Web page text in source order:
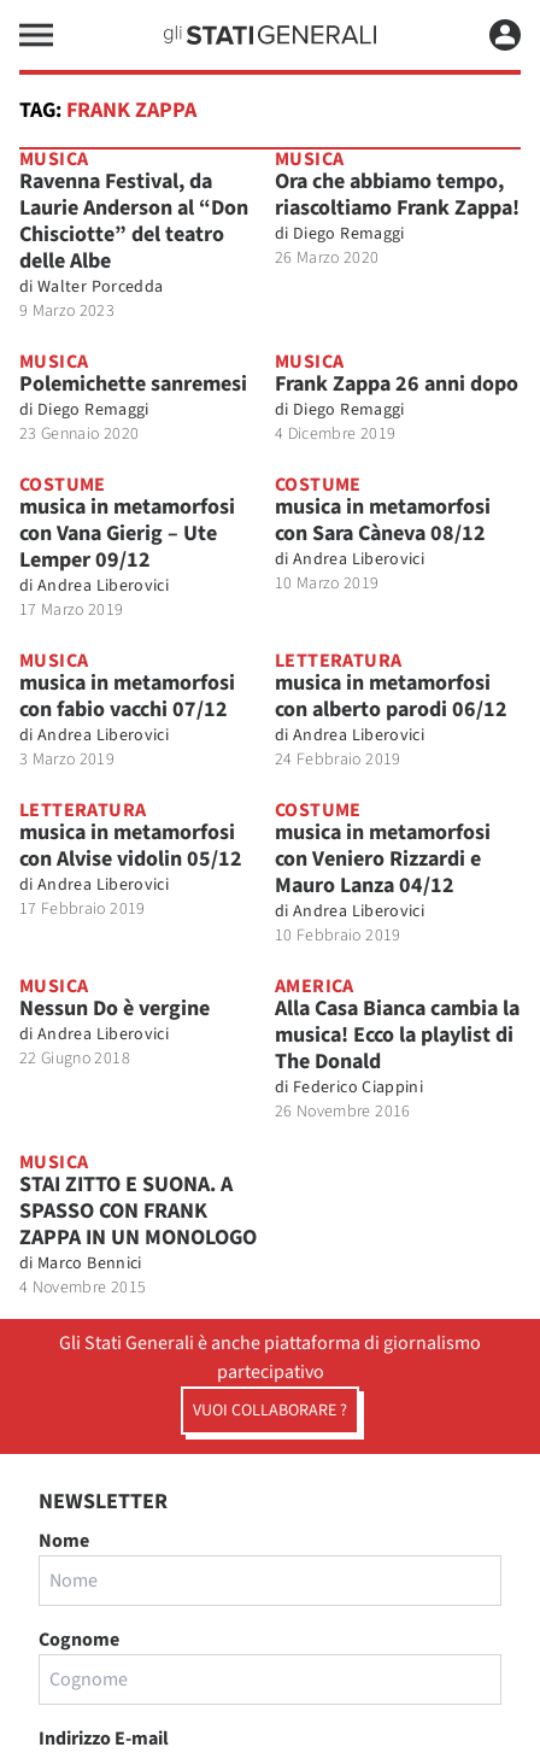
TAG: FRANK ZAPPA
MUSICA
Ravenna Festival, da
Laurie Anderson al “Don
Chisciotte” del teatro
delle Albe
di Walter Porcedda
9 Marzo 2023
MUSICA
Ora che abbiamo tempo,
riascoltiamo Frank Zappa!
di Diego Remaggi
26 Marzo 2020
MUSICA
Polemichette sanremesi
di Diego Remaggi
23 Gennaio 2020
MUSICA
Frank Zappa 26 anni dopo
di Diego Remaggi
4 Dicembre 2019
COSTUME
musica in metamorfosi
con Vana Gierig – Ute
Lemper 09/12
di Andrea Liberovici
17 Marzo 2019
COSTUME
musica in metamorfosi
con Sara Càneva 08/12
di Andrea Liberovici
10 Marzo 2019
MUSICA
musica in metamorfosi
con fabio vacchi 07/12
di Andrea Liberovici
3 Marzo 2019
LETTERATURA
musica in metamorfosi
con alberto parodi 06/12
di Andrea Liberovici
24 Febbraio 2019
LETTERATURA
musica in metamorfosi
con Alvise vidolin 05/12
di Andrea Liberovici
17 Febbraio 2019
COSTUME
musica in metamorfosi
con Veniero Rizzardi e
Mauro Lanza 04/12
di Andrea Liberovici
10 Febbraio 2019
MUSICA
Nessun Do è vergine
di Andrea Liberovici
22 Giugno 2018
AMERICA
Alla Casa Bianca cambia la
musica! Ecco la playlist di
The Donald
di Federico Ciappini
26 Novembre 2016
MUSICA
STAI ZITTO E SUONA. A
SPASSO CON FRANK
ZAPPA IN UN MONOLOGO
di Marco Bennici
4 Novembre 2015
Gli Stati Generali è anche piattaforma di giornalismo
partecipativo
VUOI COLLABORARE ?
NEWSLETTER
Nome
Cognome
Indirizzo E-mail